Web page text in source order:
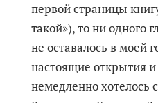
первой страницы
такой»), то ни одного
не оставалось в моей
настоящие открытия
немедленно хотелось